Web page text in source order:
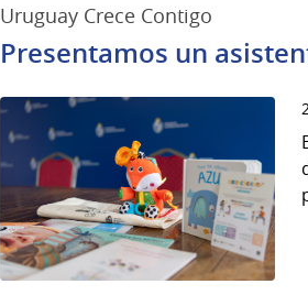
Uruguay Crece Contigo
Presentamos un